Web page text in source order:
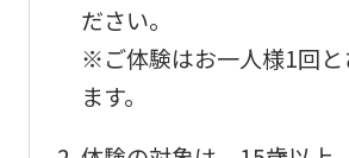
ださい。
※ご体験はお一人様1回と
ます。
to